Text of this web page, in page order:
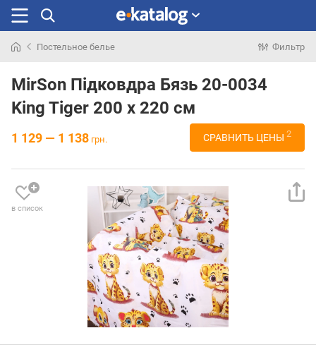
раньше
Постельное белье Фильтр
MirSon Підковдра Бязь 20-0034
King Tiger 200 x 220 см
1 129 — 1 138 грн. СРАВНИТЬ ЦЕНЫ 2
в список